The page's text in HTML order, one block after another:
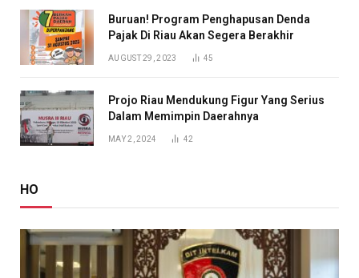
Buruan! Program Penghapusan Denda
Pajak Di Riau Akan Segera Berakhir
AUGUST 29, 2023 45
Projo Riau Mendukung Figur Yang Serius
Dalam Memimpin Daerahnya
MAY 2, 2024 42
HO